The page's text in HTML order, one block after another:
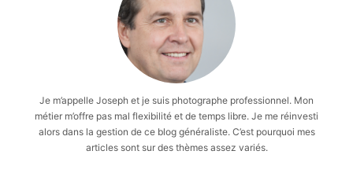
Je m’appelle Joseph et je suis photographe professionnel. Mon
métier m’offre pas mal flexibilité et de temps libre. Je me réinvesti
alors dans la gestion de ce blog généraliste. C’est pourquoi mes
articles sont sur des thèmes assez variés.